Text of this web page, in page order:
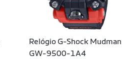
Relógio G-Shock Mudman
GW-9500-1A4